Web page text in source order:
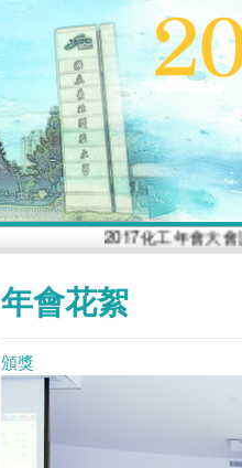
2017化工年會大會議程
年會花絮
頒獎